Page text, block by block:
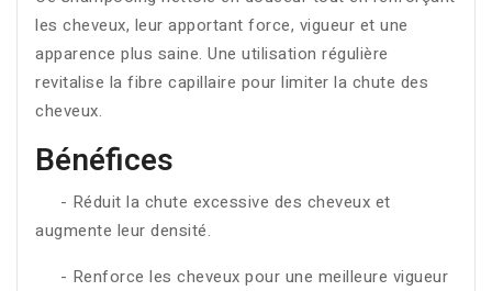
les cheveux, leur apportant force, vigueur et une
apparence plus saine. Une utilisation régulière
revitalise la fibre capillaire pour limiter la chute des
cheveux.
Bénéfices
- Réduit la chute excessive des cheveux et
augmente leur densité.
- Renforce les cheveux pour une meilleure vigueur